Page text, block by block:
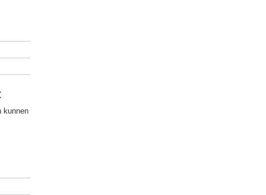
kunnen